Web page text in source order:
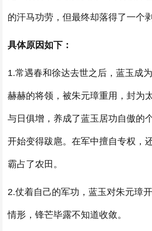
的汗马功劳，但最终却落得了一个
具体原因如下：
1.常遇春和徐达去世之后，蓝玉成
赫赫的将领，被朱元璋重用，封为
与日俱增，养成了蓝玉居功自傲的
开始变得跋扈。在军中擅自专权，
霸占了农田。
2.仗着自己的军功，蓝玉对朱元璋
情形，锋芒毕露不知道收敛。